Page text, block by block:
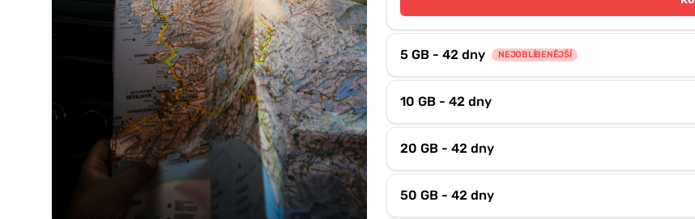
5 GB - 42 dny NEJOBLÍBENĚJŠÍ
10 GB - 42 dny
20 GB - 42 dny
50 GB - 42 dny